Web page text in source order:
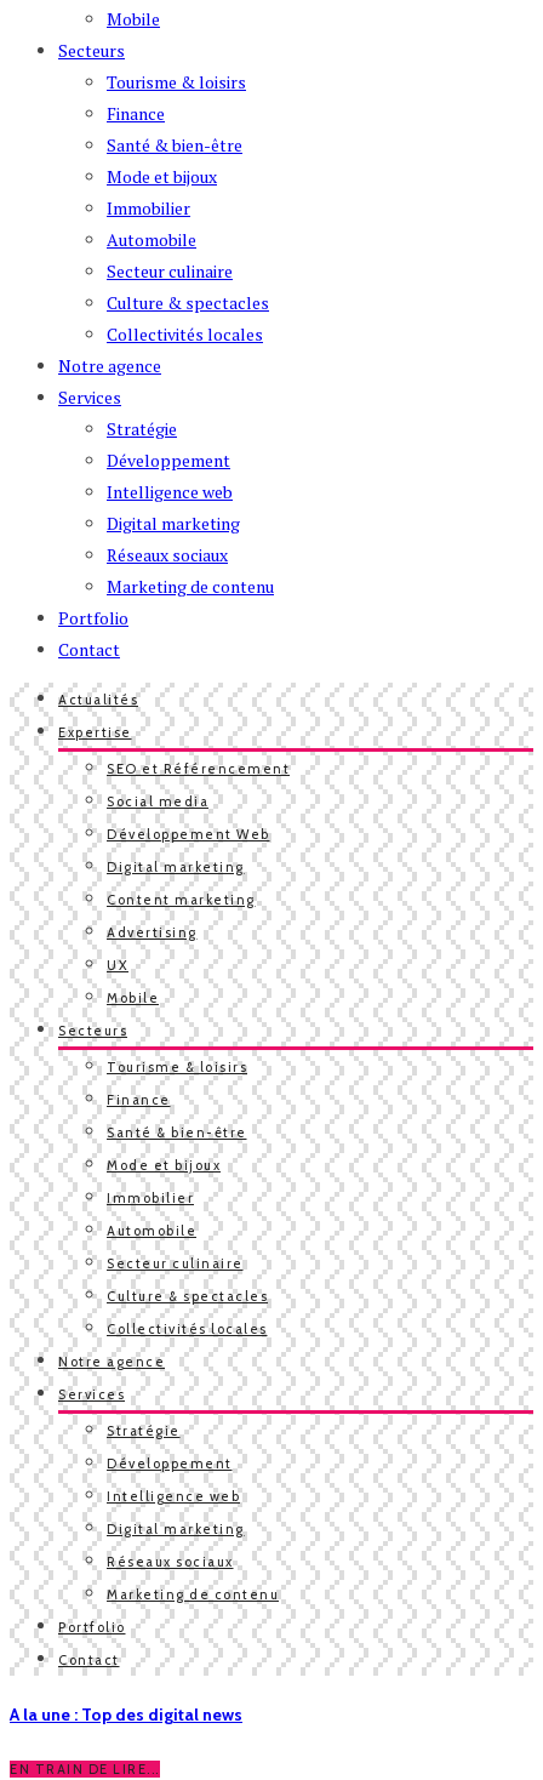
Mobile
Secteurs
Tourisme & loisirs
Finance
Santé & bien-être
Mode et bijoux
Immobilier
Automobile
Secteur culinaire
Culture & spectacles
Collectivités locales
Notre agence
Services
Stratégie
Développement
Intelligence web
Digital marketing
Réseaux sociaux
Marketing de contenu
Portfolio
Contact
Actualités
Expertise
SEO et Référencement
Social media
Développement Web
Digital marketing
Content marketing
Advertising
UX
Mobile
Secteurs
Tourisme & loisirs
Finance
Santé & bien-être
Mode et bijoux
Immobilier
Automobile
Secteur culinaire
Culture & spectacles
Collectivités locales
Notre agence
Services
Stratégie
Développement
Intelligence web
Digital marketing
Réseaux sociaux
Marketing de contenu
Portfolio
Contact
A la une : Top des digital news
EN TRAIN DE LIRE...